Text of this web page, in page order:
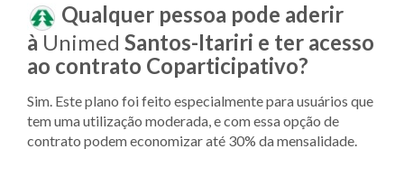
Qualquer pessoa pode aderir
à Unimed Santos-Itariri e ter acesso
ao contrato Coparticipativo?
Sim. Este plano foi feito especialmente para usuários que
tem uma utilização moderada, e com essa opção de
contrato podem economizar até 30% da mensalidade.